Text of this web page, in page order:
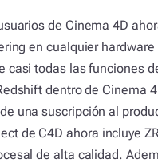
de Cinema 4D
en cualquier
casi todas las funciones
dentro de Cinema
una suscripción al
de C4D ahora incluye
de alta calidad.